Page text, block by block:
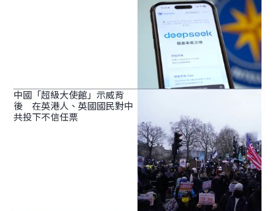
中國「超級大使館」示威背
後 在英港人、英國國民對中
共投下不信任票